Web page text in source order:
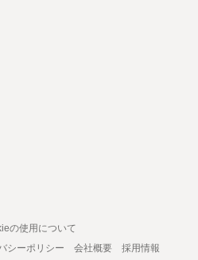
の使用について
シーポリシー 会社概要
採用情報